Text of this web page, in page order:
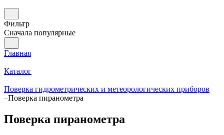
Фильтр
Сначала популярные
Главная
–
Каталог
–
Поверка гидрометрических и метеорологических приборов
–Поверка пиранометра
Поверка пиранометра